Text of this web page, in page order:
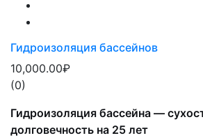
Гидроизоляция бассейнов
10,000.00₽
(0)
Гидроизоляция бассейна —
долговечность на 25 лет